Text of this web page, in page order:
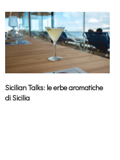
Sicilian Talks: le erbe aromatiche
di Sicilia